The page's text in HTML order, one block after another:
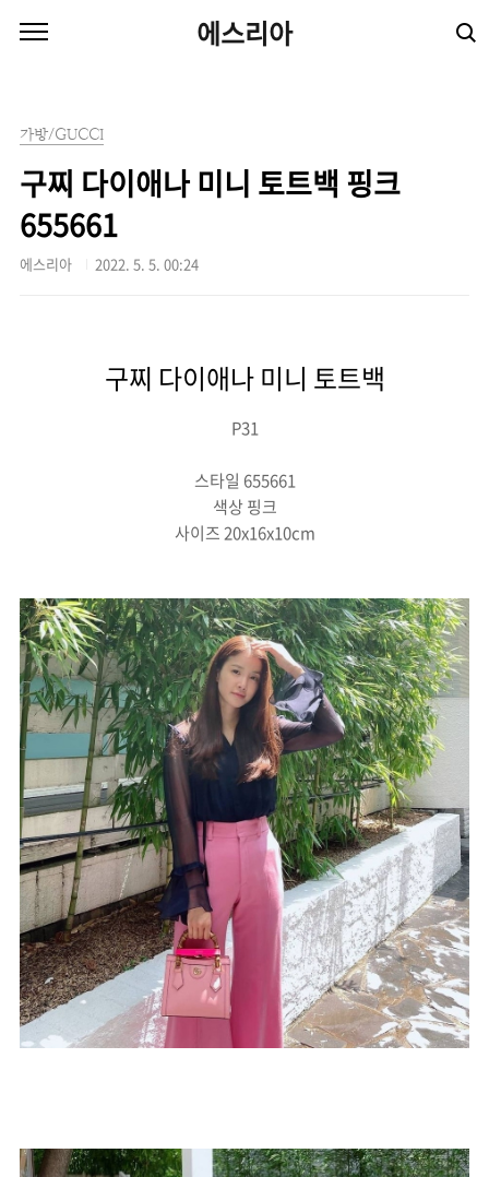
에스리아
가방/GUCCI
구찌 다이애나 미니 토트백 핑크
655661
에스리아 2022. 5. 5. 00:24
구찌 다이애나 미니 토트백
P31
스타일 655661
색상 핑크
사이즈 20x16x10cm